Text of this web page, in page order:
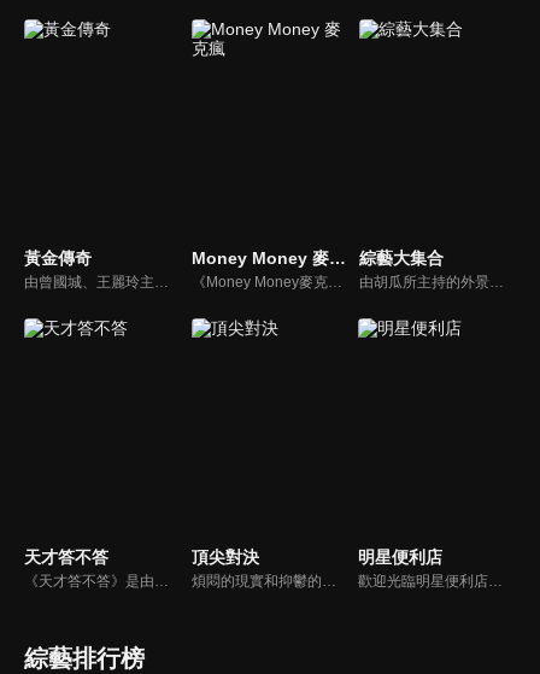
黃金傳奇
由曾國城、王麗玲主持，許多人記憶中的經典外景綜藝節目之一。每次闖關成功的隊伍，可獲得藏寶圖；拼湊出完整藏寶圖者，可憑著藏寶圖提示至寶箱放置處；最後以正確寶箱之正確答案鑰匙開啟成功者，除隊長本身外的每位參賽者，即可獲得價值新台幣5萬元之黃金金牌。
Money Money 麥克瘋
《Money Money麥克瘋》節目強調不比音準、不比音色，也不比外型、外貌、氣質、長相等如何，只強調只要歌詞記得牢，就可以參加比賽。
綜藝大集合
由胡瓜所主持的外景綜藝節目，秉持著「幸福好運到，獎金送夠夠」的精神，和眾多藝人與鄉親同樂玩遊戲拿獎金，介紹各地的人文、美食、特產等，提供豐富多元的內容，不間斷的笑料，讓您忘卻一切煩惱、開懷大笑。
天才答不答
《天才答不答》是由吳宗憲和吳怡霈共同主持的益智節目。節目設立高額的獎金來考驗藝人們真實的人性，同時將題目立體化，讓你身歷其境去冒險答題。更有哪些出乎意料的處罰，讓藝人羞愧的不想再答錯！一個最接近「人性」與「真實」的益智節目，現在就讓吳宗憲帶你輕鬆玩轉知識。
頂尖對決
煩悶的現實和抑鬱的社會，你需要的就是笑、大聲笑、開口笑，《頂尖對決》就要你笑到落ㄟ骸，最具綜藝實力的庹宗康，和喜感十足的納豆各自領軍對抗，藝人搞笑pk笑果十足，《頂尖對決》讓你忘掉一週煩惱！
明星便利店
歡迎光臨明星便利店！你覺得便利店裡面有什麼？關東煮？茶葉蛋？還是讓你尖叫的大明星？一家擁有明星的便利店，到底有多稀奇，你會不會想要光臨呢？
綜藝排行榜